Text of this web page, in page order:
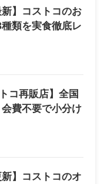
】コストコのお
類を実食徹底レ
コ再販店】全国
費不要で小分け
】コストコのオ